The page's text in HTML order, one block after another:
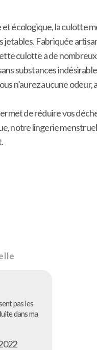
écologique, la culotte
Fabriquée
culotte a de
substances
n’aurez aucune
de réduire vos
notre lingerie
pas les
dans ma